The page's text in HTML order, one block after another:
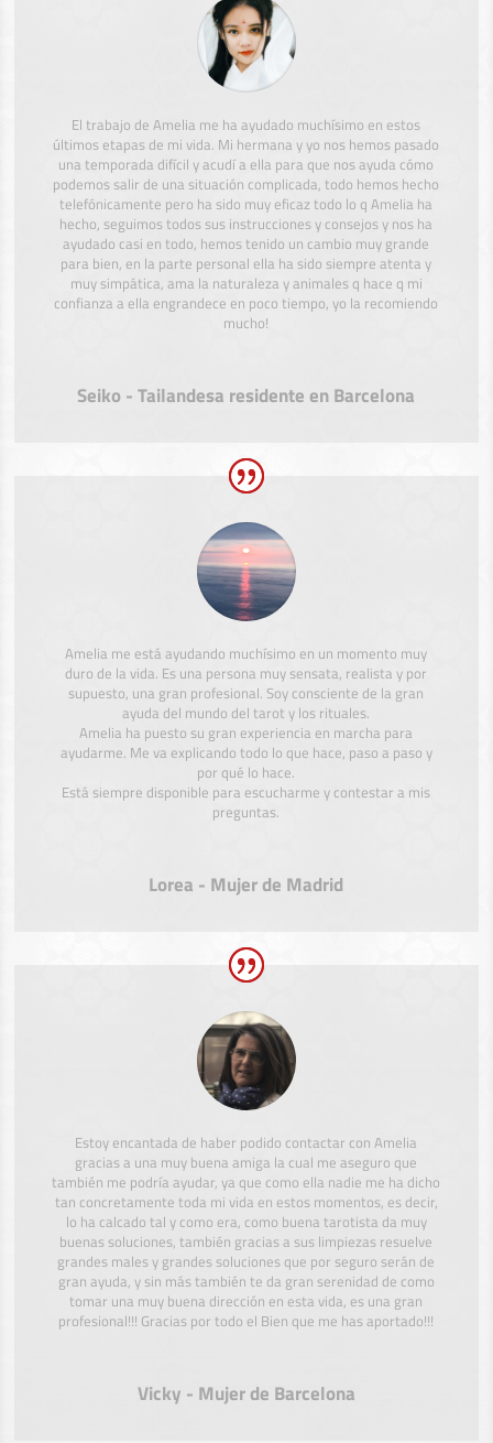
El trabajo de Amelia me ha ayudado muchísimo en estos
últimos etapas de mi vida. Mi hermana y yo nos hemos pasado
una temporada difícil y acudí a ella para que nos ayuda cómo
podemos salir de una situación complicada, todo hemos hecho
telefónicamente pero ha sido muy eficaz todo lo q Amelia ha
hecho, seguimos todos sus instrucciones y consejos y nos ha
ayudado casi en todo, hemos tenido un cambio muy grande
para bien, en la parte personal ella ha sido siempre atenta y
muy simpática, ama la naturaleza y animales q hace q mi
confianza a ella engrandece en poco tiempo, yo la recomiendo
mucho!
Seiko - Tailandesa residente en Barcelona
Amelia me está ayudando muchísimo en un momento muy
duro de la vida. Es una persona muy sensata, realista y por
supuesto, una gran profesional. Soy consciente de la gran
ayuda del mundo del tarot y los rituales.
Amelia ha puesto su gran experiencia en marcha para
ayudarme. Me va explicando todo lo que hace, paso a paso y
por qué lo hace.
Está siempre disponible para escucharme y contestar a mis
preguntas.
Lorea - Mujer de Madrid
Estoy encantada de haber podido contactar con Amelia
gracias a una muy buena amiga la cual me aseguro que
también me podría ayudar, ya que como ella nadie me ha dicho
tan concretamente toda mi vida en estos momentos, es decir,
lo ha calcado tal y como era, como buena tarotista da muy
buenas soluciones, también gracias a sus limpiezas resuelve
grandes males y grandes soluciones que por seguro serán de
gran ayuda, y sin más también te da gran serenidad de como
tomar una muy buena dirección en esta vida, es una gran
profesional!!! Gracias por todo el Bien que me has aportado!!!
Vicky - Mujer de Barcelona